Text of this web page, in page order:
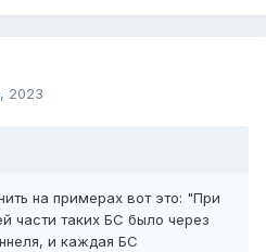
2023
на примерах вот это: "При
части таких БС было через
и каждая БС